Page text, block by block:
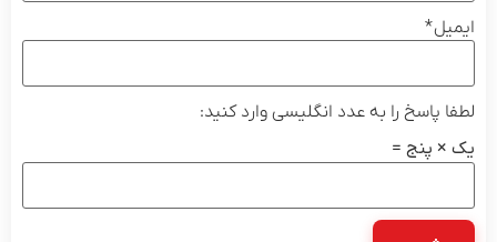
ایمیل*
لطفا پاسخ را به عدد انگلیسی وارد کنید:
یک × پنج =